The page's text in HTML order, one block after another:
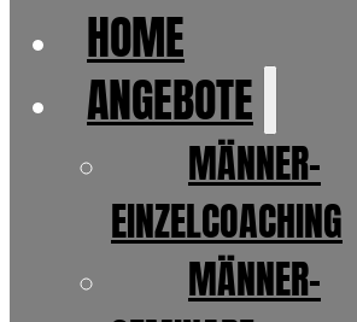
HOME
ANGEBOTE
MÄNNER-
EINZELCOACHING
MÄNNER-